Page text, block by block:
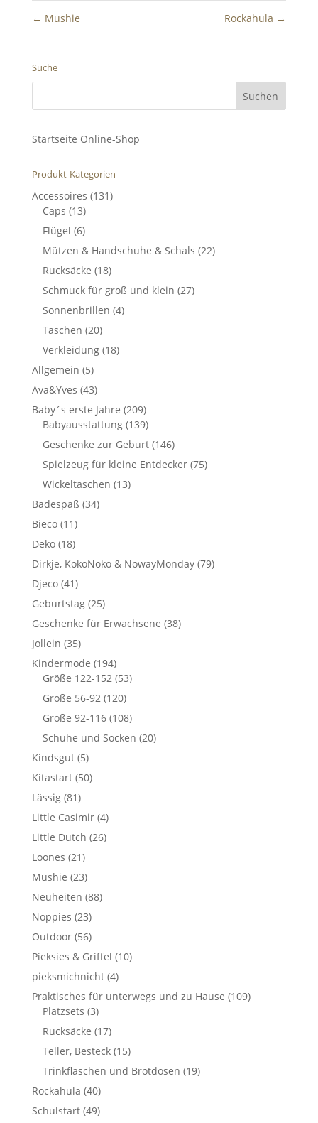
← Mushie Rockahula →
Suche
Startseite Online-Shop
Produkt-Kategorien
Accessoires (131)
Caps (13)
Flügel (6)
Mützen & Handschuhe & Schals (22)
Rucksäcke (18)
Schmuck für groß und klein (27)
Sonnenbrillen (4)
Taschen (20)
Verkleidung (18)
Allgemein (5)
Ava&Yves (43)
Baby´s erste Jahre (209)
Babyausstattung (139)
Geschenke zur Geburt (146)
Spielzeug für kleine Entdecker (75)
Wickeltaschen (13)
Badespaß (34)
Bieco (11)
Deko (18)
Dirkje, KokoNoko & NowayMonday (79)
Djeco (41)
Geburtstag (25)
Geschenke für Erwachsene (38)
Jollein (35)
Kindermode (194)
Größe 122-152 (53)
Größe 56-92 (120)
Größe 92-116 (108)
Schuhe und Socken (20)
Kindsgut (5)
Kitastart (50)
Lässig (81)
Little Casimir (4)
Little Dutch (26)
Loones (21)
Mushie (23)
Neuheiten (88)
Noppies (23)
Outdoor (56)
Pieksies & Griffel (10)
pieksmichnicht (4)
Praktisches für unterwegs und zu Hause (109)
Platzsets (3)
Rucksäcke (17)
Teller, Besteck (15)
Trinkflaschen und Brotdosen (19)
Rockahula (40)
Schulstart (49)